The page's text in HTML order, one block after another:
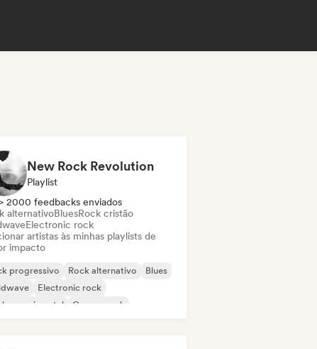
New Rock Revolution
Playlist
2000 feedbacks enviados
alternativoBluesRock cristão
Electronic rock
artistas às minhas playlists de
impacto
progressivo Rock alternativo
Blues
Electronic rock
experimental
Garage rock